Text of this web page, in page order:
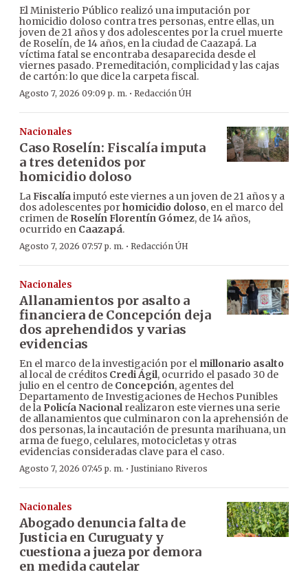
El Ministerio Público realizó una imputación por
homicidio doloso contra tres personas, entre ellas, un
joven de 21 años y dos adolescentes por la cruel muerte
de Roselín, de 14 años, en la ciudad de Caazapá. La
víctima fatal se encontraba desaparecida desde el
viernes pasado. Premeditación, complicidad y las cajas
de cartón: lo que dice la carpeta fiscal.
Agosto 7, 2026 09:09 p. m. · Redacción ÚH
Nacionales
Caso Roselín: Fiscalía imputa
a tres detenidos por
homicidio doloso
LaFiscalíaimputó este viernes a un joven de 21 años y a
dos adolescentes porhomicidio doloso, en el marco del
crimen de Roselín Florentín Gómez, de 14 años,
ocurrido en Caazapá.
Agosto 7, 2026 07:57 p. m. · Redacción ÚH
Nacionales
Allanamientos por asalto a
financiera de Concepción deja
dos aprehendidos y varias
evidencias
En el marco de la investigación por el millonario asalto
al local de créditos Credi Ágil, ocurrido el pasado 30 de
julio en el centro de Concepción, agentes del
Departamento de Investigaciones de Hechos Punibles
de la Policía Nacionalrealizaron este viernes una serie
de allanamientos que culminaron con la aprehensión de
dos personas, la incautación de presunta marihuana, un
arma de fuego, celulares, motocicletas y otras
evidencias consideradas clave para el caso.
Agosto 7, 2026 07:45 p. m. · Justiniano Riveros
Nacionales
Abogado denuncia falta de
Justicia en Curuguaty y
cuestiona a jueza por demora
en medida cautelar